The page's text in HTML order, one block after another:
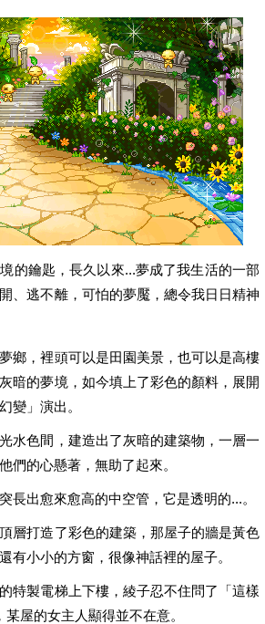
的鑰匙，長久以來...夢成了我生活的一部
、逃不離，可怕的夢魘，總令我日日精神
鄉，裡頭可以是田園美景，也可以是高樓
暗的夢境，如今填上了彩色的顏料，展開
變」演出。
水色間，建造出了灰暗的建築物，一層一
們的心懸著，無助了起來。
長出愈來愈高的中空管，它是透明的...。
層打造了彩色的建築，那屋子的牆是黃色
有小小的方窗，很像神話裡的屋子。
特製電梯上下樓，綾子忍不住問了「這樣
屋的女主人顯得並不在意。